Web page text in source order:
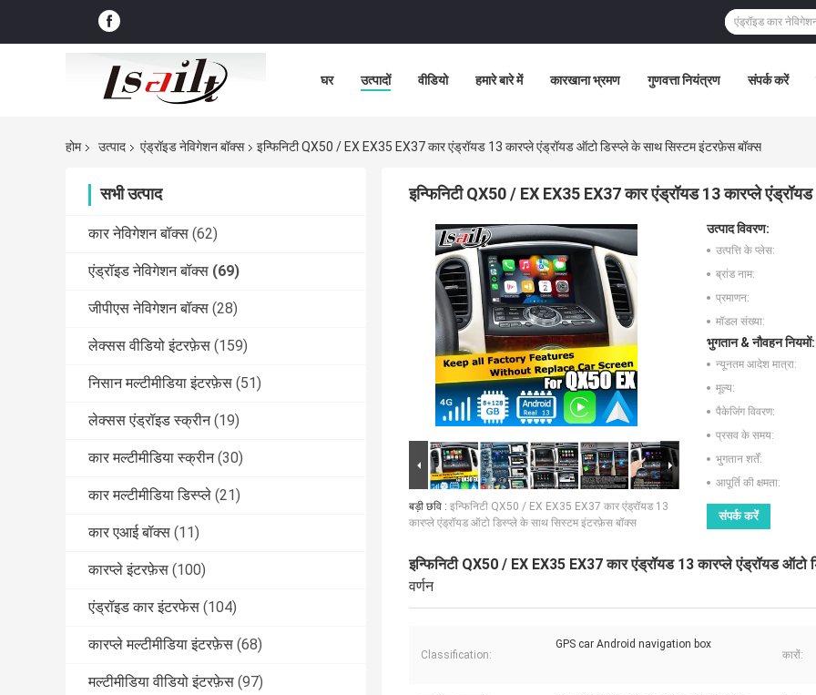
घर उत्पादों वीडियो हमारे बारे में कारखाना भ्रमण गुणवत्ता नियंत्रण संपर्क करें
होम उत्पाद एंड्रॉइड नेविगेशन बॉक्स इन्फिनिटी QX50 / EX EX35 EX37 कार एंड्रॉयड 13 कारप्ले एंड्रॉयड ऑटो डिस्प्ले के साथ सिस्टम इंटरफ़ेस बॉक्स
सभी उत्पाद
कार नेविगेशन बॉक्स (62)
एंड्रॉइड नेविगेशन बॉक्स (69)
जीपीएस नेविगेशन बॉक्स (28)
लेक्सस वीडियो इंटरफ़ेस (159)
निसान मल्टीमीडिया इंटरफ़ेस (51)
लेक्सस एंड्रॉइड स्क्रीन (19)
कार मल्टीमीडिया स्क्रीन (30)
कार मल्टीमीडिया डिस्प्ले (21)
कार एआई बॉक्स (11)
कारप्ले इंटरफ़ेस (100)
एंड्रॉइड कार इंटरफेस (104)
कारप्ले मल्टीमीडिया इंटरफ़ेस (68)
मल्टीमीडिया वीडियो इंटरफ़ेस (97)
इन्फिनिटी QX50 / EX EX35 EX37 कार एंड्रॉयड 13 कारप्ले
बड़ी छवि : इन्फिनिटी QX50 / EX EX35 EX37 कार एंड्रॉयड 13
कारप्ले एंड्रॉयड ऑटो डिस्प्ले के साथ सिस्टम इंटरफ़ेस बॉक्स
उत्पाद विवरण:
उत्पत्ति के प्लेस:
ब्रांड नाम:
प्रमाणन:
मॉडल संख्या:
भुगतान & नौवहन नियमों:
न्यूनतम आदेश मात्रा:
मूल्य:
पैकेजिंग विवरण:
प्रसव के समय:
भुगतान शर्तें:
आपूर्ति की क्षमता:
संपर्क करें
इन्फिनिटी QX50 / EX EX35 EX37 कार एंड्रॉयड 13 कारप्ले एंड्रॉयड
वर्णन
Classification:
GPS car Android navigation box
कारों: